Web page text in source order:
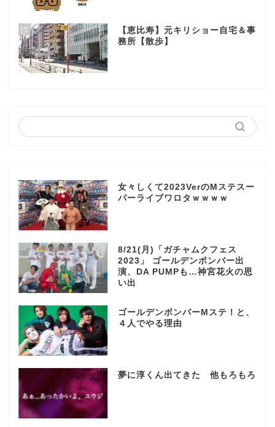
15
【恵比寿】元キリショー自宅＆事
務所【散歩】
女々しくて2023VerのMステスー
パーライブワロタｗｗｗｗ
8/21(月)「ガチャムクフェス
2023」 ゴールデンボンバー出
演、DA PUMPも…神宮花火の思
い出
ゴールデンボンバーMステ！と、
４人でやる理由
夢に淳くん出てきた 他もろもろ